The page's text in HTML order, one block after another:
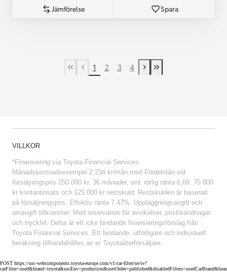
Jämförelse Spara
First Page
Previous page
1 2 3 4
Next page
Last Page
VILLKOR
*Finansiering via Toyota Financial Services:
Månadskostnadsexempel 2 234 kr/mån med Fördelslån vid
försäljningspris 250 000 kr, 36 månader, ord. rörlig ränta 6,69, 75 000
kr kontantinsats och 125 000 kr restskuld. Restskulden är baserad
på försäljningspris. Effektiv ränta 7,47%. Uppläggningsavgift och
aviavgift tillkommer. Med reservation för avvikelser, prisförändringar
och tryckfel. Detta är ett icke bindande finansieringsförslag från
Toyota Financial Services. Ett bindande, utförligare och individuell
beräkning tillhandahålles av er Toyotaåterförsäljare.
POST https://usc-webcomponents.toyota-europe.com/v1/car-filter/se/sv?